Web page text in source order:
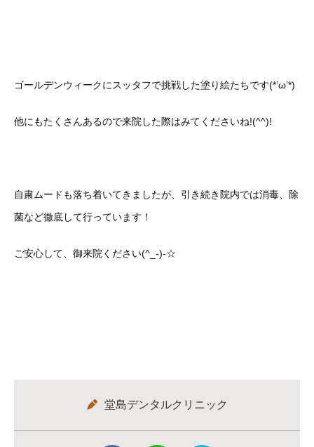
ゴールデンウィークにスッタフで挑戦した塗り絵たちです(*’ω’*)
他にもたくさんあるので来院した際はみてくださいね!(^^)!
自粛ムードも落ち着いてきましたが、引き続き院内では消毒、除
菌など徹底して行っています！
ご安心して、御来院ください(^_-)-☆
堂島デンタルクリニック